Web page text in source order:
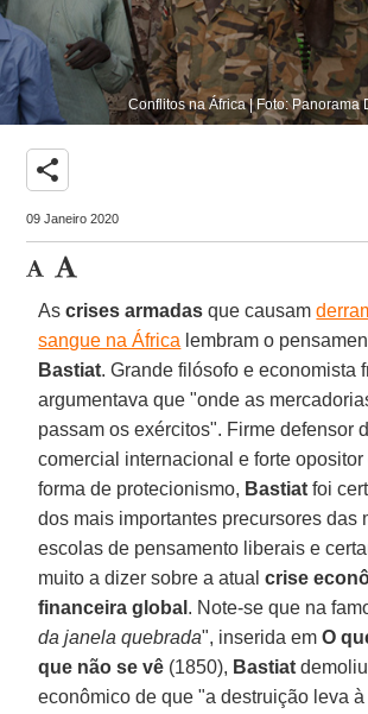
Conflitos na África | Foto: Panorama
share
09 Janeiro 2020
Ascrises armadas que causam
sangue na África lembram o
Bastiat. Grande filósofo e economista
argumentava que "onde as
passam os exércitos". Firme defensor
comercial internacional e forte
forma de protecionismo, Bastiat foi
dos mais importantes precursores das
escolas de pensamento liberais e
muito a dizer sobre a atualcrise
financeira global . Note-se que na
da janela quebrada", inserida emO
que não se vê (1850), Bastiat
econômico de que "a destruição leva